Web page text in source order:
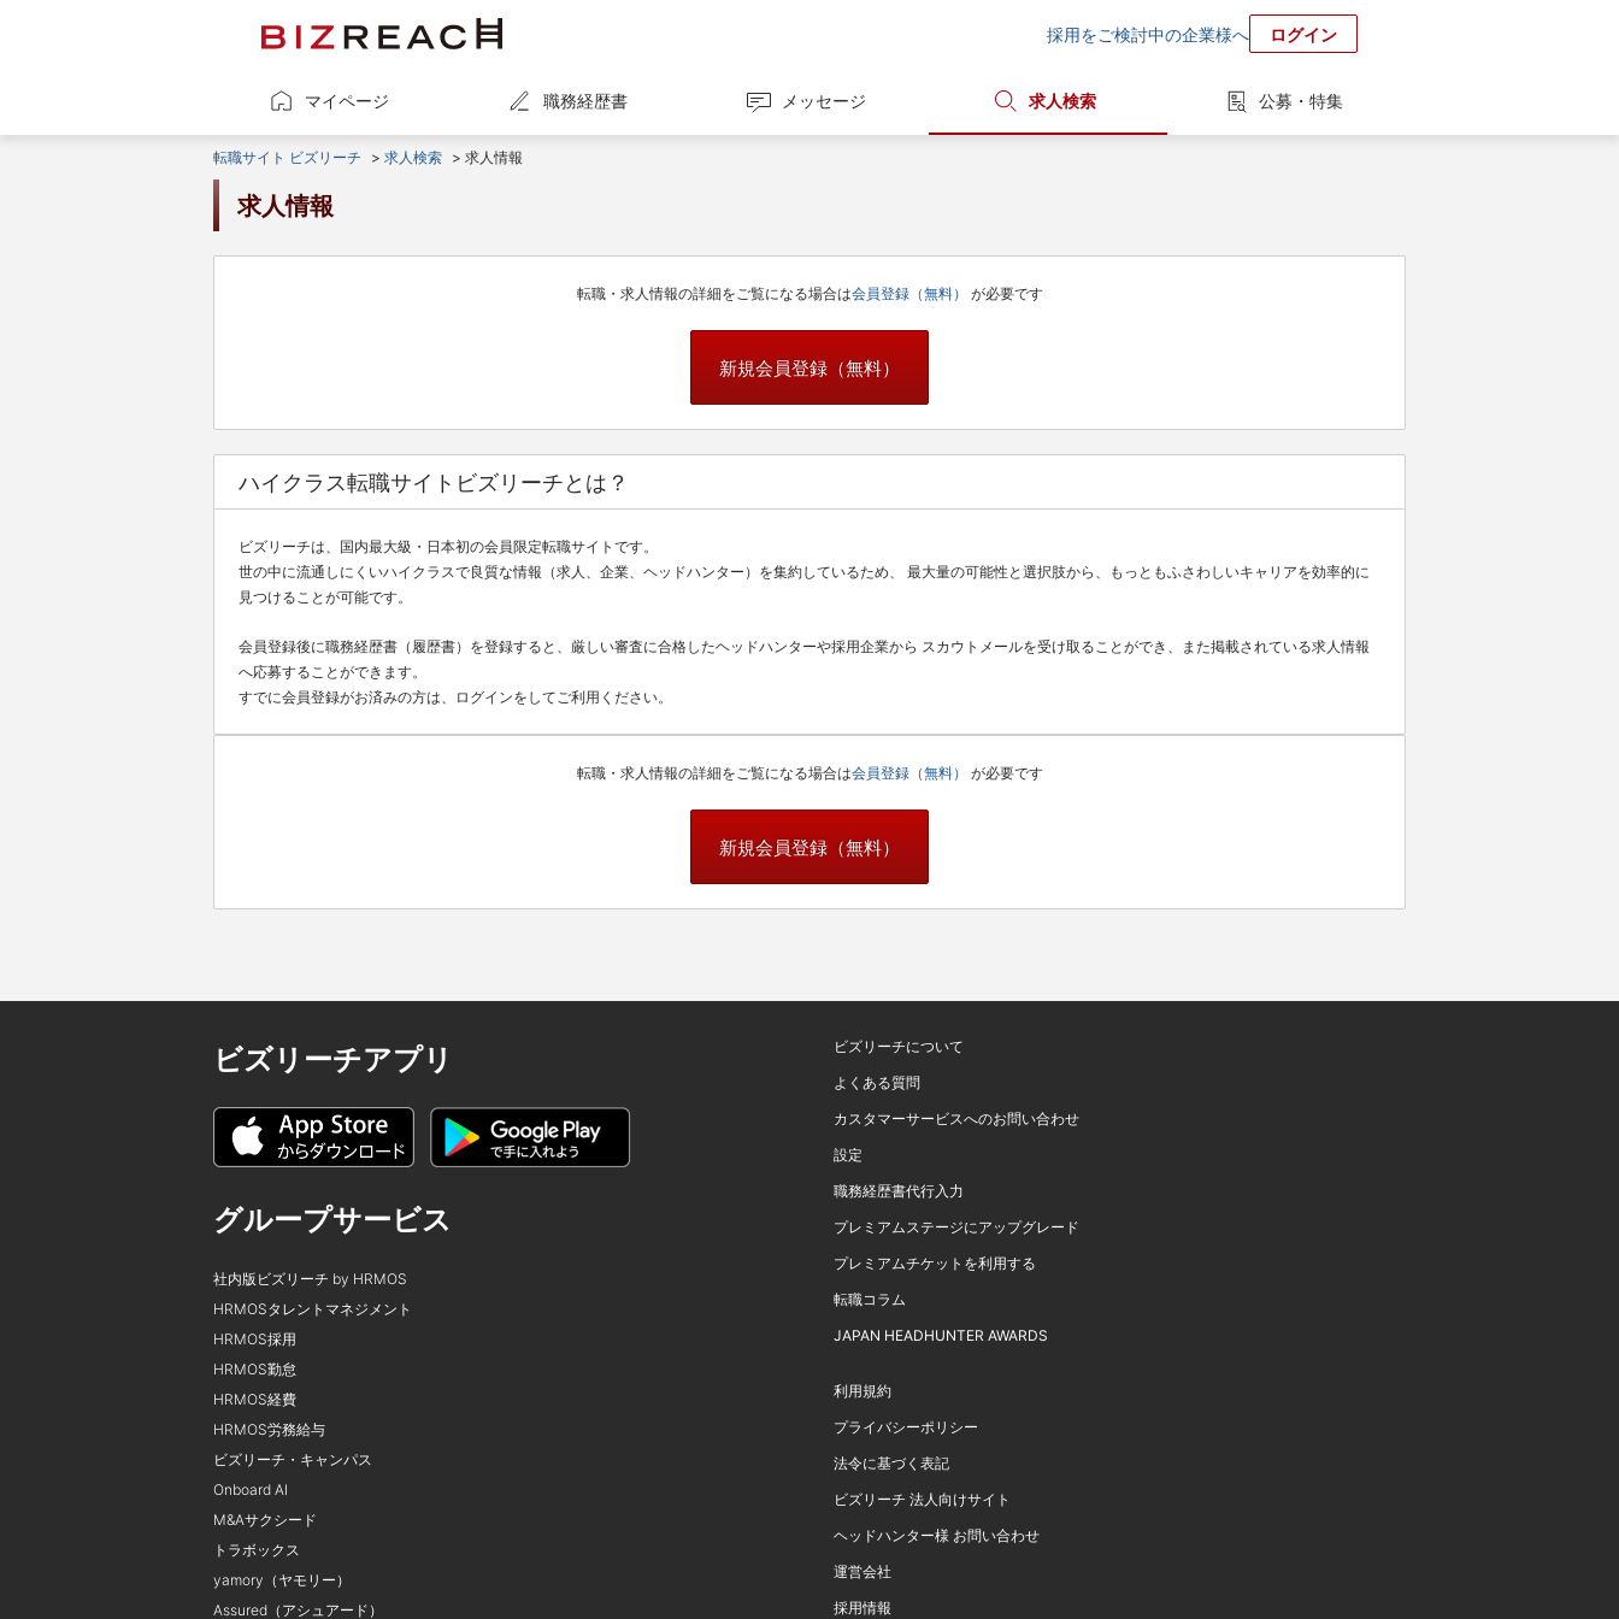
採用をご検討中の企業様へ ログイン
マイページ 職務経歴書 メッセージ 求人検索 公募・特集
転職サイト ビズリーチ > 求人検索 > 求人情報
求人情報
転職・求人情報の詳細をご覧になる場合は会員登録（無料） が必要です
新規会員登録（無料）
ハイクラス転職サイトビズリーチとは？
ビズリーチは、国内最大級・日本初の会員限定転職サイトです。
世の中に流通しにくいハイクラスで良質な情報（求人、企業、ヘッドハンター）を集約しているため、 最大量の可能性と選択肢から、もっともふさわしいキャリアを効率的に
見つけることが可能です。
会員登録後に職務経歴書（履歴書）を登録すると、厳しい審査に合格したヘッドハンターや採用企業から スカウトメールを受け取ることができ、また掲載されている求人情報
へ応募することができます。
すでに会員登録がお済みの方は、ログインをしてご利用ください。
転職・求人情報の詳細をご覧になる場合は会員登録（無料） が必要です
新規会員登録（無料）
ビズリーチアプリ
グループサービス
社内版ビズリーチ by HRMOS
HRMOSタレントマネジメント
HRMOS採用
HRMOS勤怠
HRMOS経費
HRMOS労務給与
ビズリーチ・キャンパス
Onboard AI
M&Aサクシード
トラボックス
yamory（ヤモリー）
Assured（アシュアード）
ビズリーチについて
よくある質問
カスタマーサービスへのお問い合わせ
設定
職務経歴書代行入力
プレミアムステージにアップグレード
プレミアムチケットを利用する
転職コラム
JAPAN HEADHUNTER AWARDS
利用規約
プライバシーポリシー
法令に基づく表記
ビズリーチ 法人向けサイト
ヘッドハンター様 お問い合わせ
運営会社
採用情報